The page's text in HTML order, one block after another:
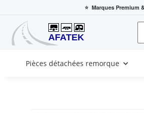
⭐ Marques Premium
Pièces détachées remorque